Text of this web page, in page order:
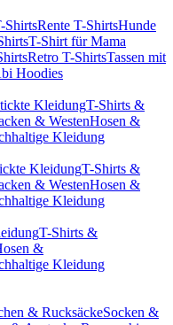
ShirtsRente T-ShirtsHunde
T-Shirt für Mama
Retro T-ShirtsTassen mit
Hoodies
KleidungT-Shirts &
& WestenHosen &
Kleidung
KleidungT-Shirts &
& WestenHosen &
Kleidung
T-Shirts &
&
Kleidung
& RucksäckeSocken &